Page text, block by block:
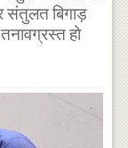
बिगाड़
हो